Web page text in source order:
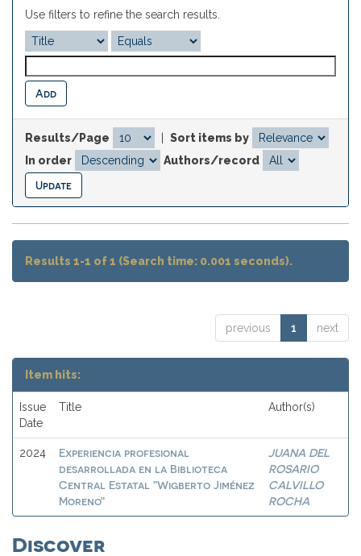
Use filters to refine the search results.
Results/Page
Sort items by
In order
Authors/record
Results 1-1 of 1 (Search time: 0.001 seconds).
previous 1 next
Item hits:
Issue
Date
Title Author(s)
2024
Experiencia profesional
desarrollada en la Biblioteca
Central Estatal "Wigberto Jiménez
Moreno"
JUANA DEL
ROSARIO
CALVILLO
ROCHA
Discover